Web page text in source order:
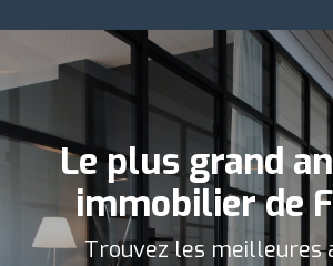
Le plus grand
immobilier de
Trouvez les meilleures